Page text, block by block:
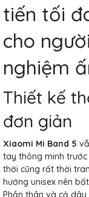
tiến tối
cho
nghiệm
Thiết kế
đơn giản
Xiaomi Mi Band 5
tay thông minh
thời cũng rất thời
hướng unisex nên
Phần thân và cả dây